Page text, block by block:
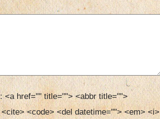
<a href="" title=""> <abbr title="">
<code> <del datetime=""> <em> <i>